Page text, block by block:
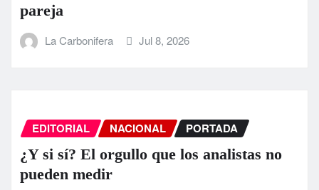
pareja
La Carbonifera Jul 8, 2026
EDITORIAL NACIONAL PORTADA
¿Y si sí? El orgullo que los analistas no
pueden medir